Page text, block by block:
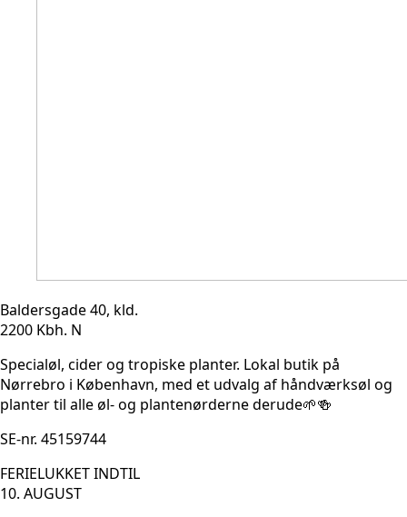
Baldersgade 40, kld.
2200 Kbh. N
Specialøl, cider og tropiske planter. Lokal butik på
Nørrebro i København, med et udvalg af håndværksøl og
planter til alle øl- og plantenørderne derude🌱🍻
SE-nr. 45159744
FERIELUKKET INDTIL
10. AUGUST